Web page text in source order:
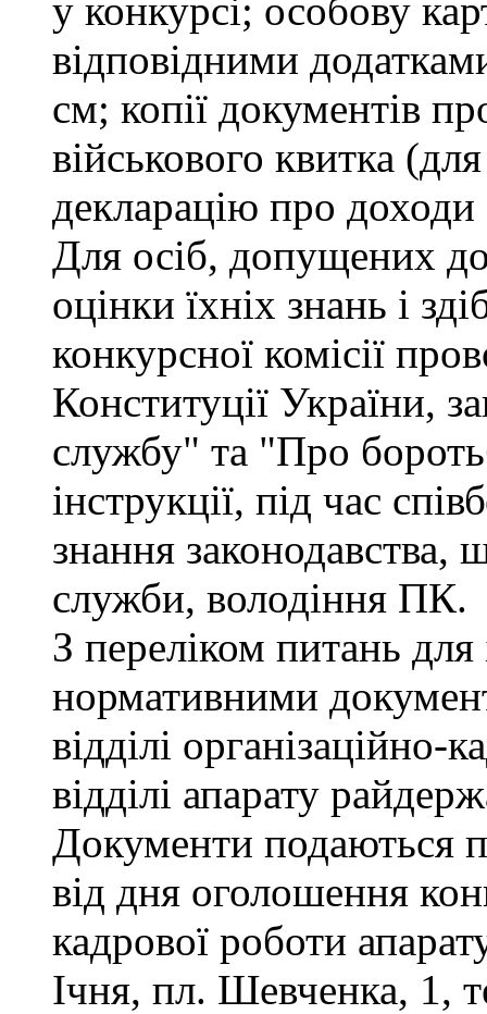
у конкурсі; особову
відповідними
см; копії документів
військового квитка
декларацію про доходи
Для осіб, допущених
оцінки їхніх знань і
конкурсної комісії
Конституції України,
службу" та "Про
інструкції, під час
знання законодавства,
служби, володіння ПК.
З переліком питань
нормативними
відділі організаційно-
відділі апарату
Документи подаються
від дня оголошення
кадрової роботи
Ічня, пл. Шевченка, 1,